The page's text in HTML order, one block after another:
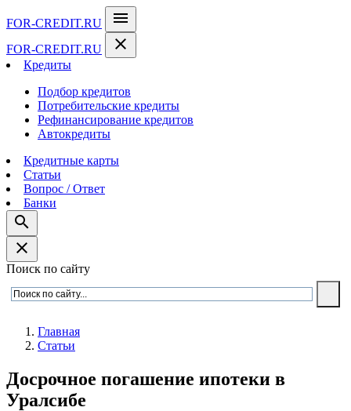
FOR-CREDIT.RU menu
FOR-CREDIT.RU close
Кредиты
Подбор кредитов
Потребительские кредиты
Рефинансирование кредитов
Автокредиты
Кредитные карты
Статьи
Вопрос / Ответ
Банки
search
close
Поиск по сайту
Главная
Статьи
Досрочное погашение ипотеки в
Уралсибе